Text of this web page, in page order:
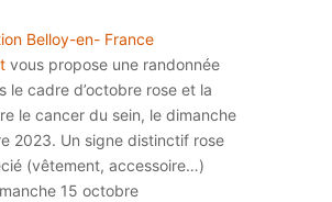
Belloy-en- France
vous propose une randonnée
le cadre d’octobre rose et la
le cancer du sein, le dimanche
2023. Un signe distinctif rose
(vêtement, accessoire…)
15 octobre